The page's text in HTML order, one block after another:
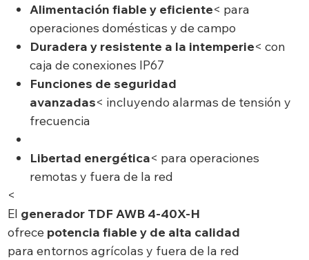
Alimentación fiable y eficiente< para
operaciones domésticas y de campo
Duradera y resistente a la intemperie< con
caja de conexiones IP67
Funciones de seguridad
avanzadas< incluyendo alarmas de tensión y
frecuencia
Libertad energética< para operaciones
remotas y fuera de la red
<
El generador TDF AWB 4-40X-H
ofrece potencia fiable y de alta calidad
para entornos agrícolas y fuera de la red